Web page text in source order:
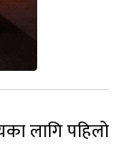
लागि पहिलो